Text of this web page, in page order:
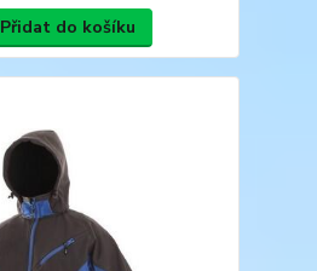
Přidat do košíku